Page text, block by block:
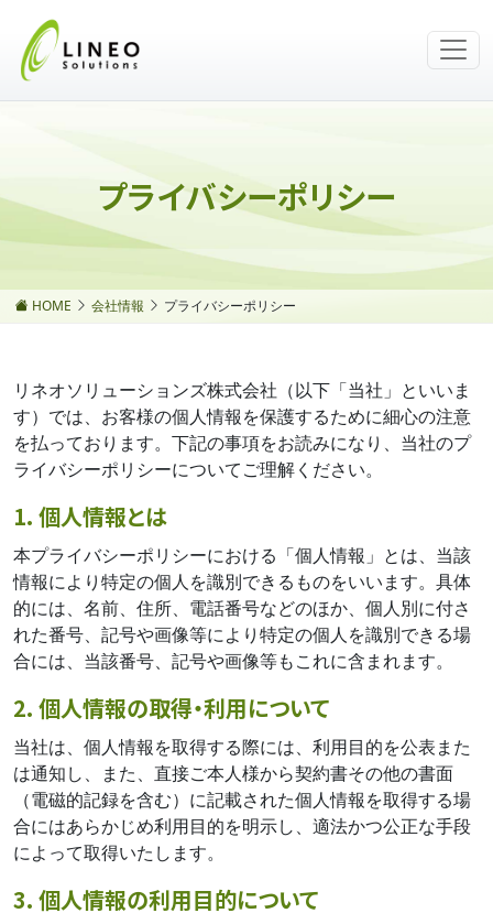
プライバシーポリシー
HOME 会社情報 プライバシーポリシー
リネオソリューションズ株式会社（以下「当社」といいま
す）では、お客様の個人情報を保護するために細心の注意
を払っております。下記の事項をお読みになり、当社のプ
ライバシーポリシーについてご理解ください。
1. 個人情報とは
本プライバシーポリシーにおける「個人情報」とは、当該
情報により特定の個人を識別できるものをいいます。具体
的には、名前、住所、電話番号などのほか、個人別に付さ
れた番号、記号や画像等により特定の個人を識別できる場
合には、当該番号、記号や画像等もこれに含まれます。
2. 個人情報の取得・利用について
当社は、個人情報を取得する際には、利用目的を公表また
は通知し、また、直接ご本人様から契約書その他の書面
（電磁的記録を含む）に記載された個人情報を取得する場
合にはあらかじめ利用目的を明示し、適法かつ公正な手段
によって取得いたします。
3. 個人情報の利用目的について